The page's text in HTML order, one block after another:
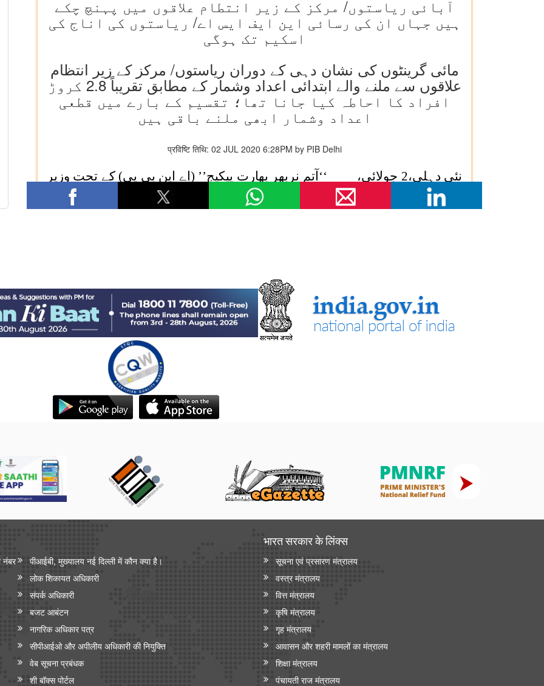
नंबर
पीआईबी, मुख्यालय नई दिल्ली में कौन क्या है।
लोक शिकायत अधिकारी
संपर्क अधिकारी
बजट आबंटन
नागरिक अधिकार पत्र
सीपीआईओ और अपी‍लीय अधिकारी की नियुक्ति
वेब सूचना प्रबंधक
शी बॉक्स पोर्टल
भारत सरकार के लिंक्‍स
सूचना एवं प्रसारण मंत्रालय
वस्त्र मंत्रालय
वित्त मंत्रालय
कृषि मंत्रालय
गृह मंत्रालय
आवासन और शहरी मामलों का मंत्रालय
शिक्षा मंत्रालय
पंचायती राज मंत्रालय